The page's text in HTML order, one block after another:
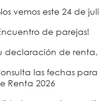
vemos este 24 de
de parejas!
declaración de
las fechas
Renta 2026